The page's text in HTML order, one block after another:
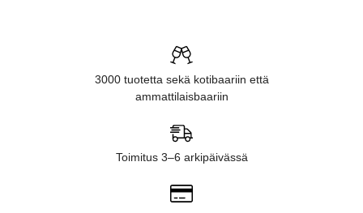
3000 tuotetta sekä kotibaariin että
ammattilaisbaariin
Toimitus 3–6 arkipäivässä